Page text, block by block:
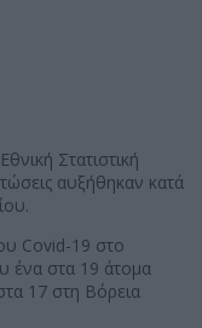
Στατιστική
αυξήθηκαν κατά
Covid-19 στο
ένα στα 19 άτομα
17 στη Βόρεια